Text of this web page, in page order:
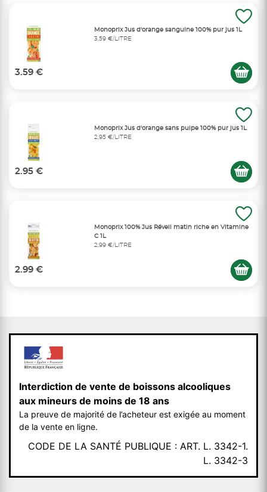
Monoprix Jus d'orange sanguine 100% pur jus 1L
3,59 €/LITRE
3.59 €
Monoprix Jus d'orange sans pulpe 100% pur jus 1L
2,95 €/LITRE
2.95 €
Monoprix 100% Jus Réveil matin riche en Vitamine
C 1L
2,99 €/LITRE
2.99 €
Interdiction de vente de boissons alcooliques
aux mineurs de moins de 18 ans
La preuve de majorité de l’acheteur est exigée au moment
de la vente en ligne.
CODE DE LA SANTÉ PUBLIQUE : ART. L. 3342-1.
L. 3342-3